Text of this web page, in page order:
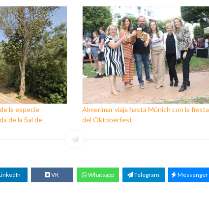
la especie
de la Sal de
Almerimar viaja hasta Múnich con la fiesta
del Oktoberfest
VK Whatsapp Telegram Messenger